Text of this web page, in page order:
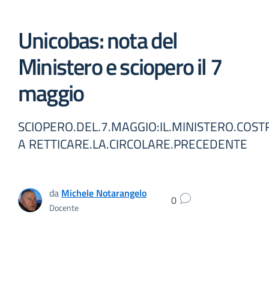
Unicobas: nota del
Ministero e sciopero il 7
maggio
A RETTICARE.LA.CIRCOLARE.PRECEDENTE
da Michele Notarangelo
Docente 0